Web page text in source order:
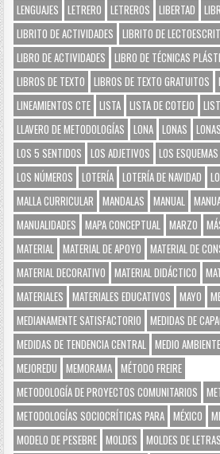
LENGUAJES
LETRERO LETREROS LIBERTAD
LIBRITO DE ACTIVIDADES
LIBRITO DE
LIBRO DE ACTIVIDADES
LIBRO DE TÉCNICAS
LIBROS DE TEXTO
LIBROS DE TEXTO GRATUITOS
LINEAMIENTOS CTE LISTA LISTA DE COTEJO
LLAVERO DE METODOLOGÍAS
LONA LONAS
LOS 5 SENTIDOS
LOS ADJETIVOS LOS ESQUEMAS
LOS NÚMEROS
LOTERÍA LOTERÍA DE NAVIDAD
MALLA CURRICULAR
MANDALAS MANUAL
MANUALIDADES
MAPA CONCEPTUAL MARZO
MATERIAL
MATERIAL DE APOYO
MATERIAL DE
MATERIAL DECORATIVO
MATERIAL DIDÁCTICO
MATERIALES
MATERIALES EDUCATIVOS MAYO
MEDIANAMENTE SATISFACTORIO
MEDIDAS DE
MEDIDAS DE TENDENCIA CENTRAL
MEDIO AMBIENTE
MEJOREDU
MEMORAMA MÉTODO FREIRE
METODOLOGÍA DE PROYECTOS COMUNITARIOS
METODOLOGÍAS SOCIOCRÍTICAS PARA MÉXICO
MODELO DE PESEBRE MOLDES MOLDES DE LETRAS